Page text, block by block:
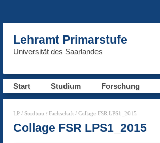
Lehramt Primarstufe
Universität des Saarlandes
Start Studium Forschung
LP / Studium / Fachschaft / Collage FSR LPS1_2015
Collage FSR LPS1_2015